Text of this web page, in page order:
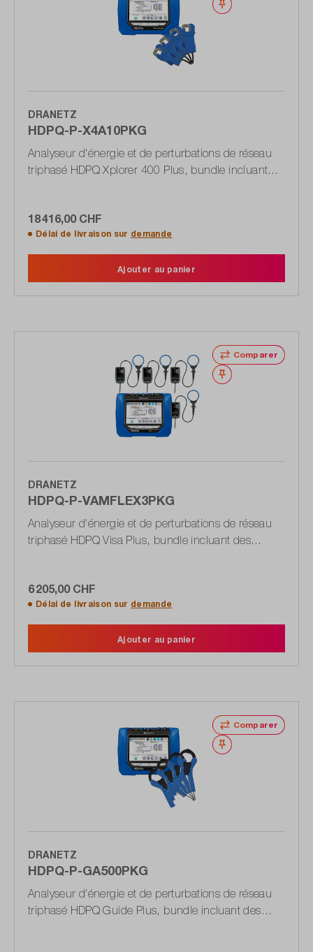
Noter
DRANETZ
HDPQ-P-X4A10PKG
Analyseur d'énergie et de perturbations de réseau
triphasé HDPQ Xplorer 400 Plus, bundle incluant
18 416,00 CHF
Délai de livraison sur demande
Ajouter au panier
Comparer
Noter
DRANETZ
HDPQ-P-VAMFLEX3PKG
Analyseur d'énergie et de perturbations de réseau
triphasé HDPQ Visa Plus, bundle incluant des
6 205,00 CHF
Délai de livraison sur demande
Ajouter au panier
Comparer
Noter
DRANETZ
HDPQ-P-GA500PKG
Analyseur d'énergie et de perturbations de réseau
triphasé HDPQ Guide Plus, bundle incluant des